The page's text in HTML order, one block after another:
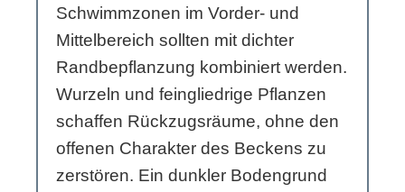
Schwimmzonen im Vorder- und
Mittelbereich sollten mit dichter
Randbepflanzung kombiniert werden.
Wurzeln und feingliedrige Pflanzen
schaffen Rückzugsräume, ohne den
offenen Charakter des Beckens zu
zerstören. Ein dunkler Bodengrund